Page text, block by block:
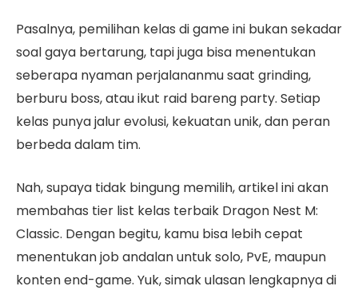
Pasalnya, pemilihan kelas di game ini bukan sekadar
soal gaya bertarung, tapi juga bisa menentukan
seberapa nyaman perjalananmu saat grinding,
berburu boss, atau ikut raid bareng party. Setiap
kelas punya jalur evolusi, kekuatan unik, dan peran
berbeda dalam tim.
Nah, supaya tidak bingung memilih, artikel ini akan
membahas tier list kelas terbaik Dragon Nest M:
Classic. Dengan begitu, kamu bisa lebih cepat
menentukan job andalan untuk solo, PvE, maupun
konten end-game. Yuk, simak ulasan lengkapnya di